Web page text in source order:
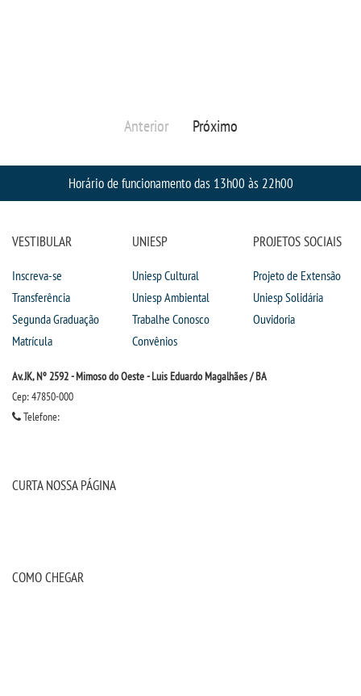
Anterior Próximo
Horário de funcionamento das 13h00 às 22h00
VESTIBULAR
Inscreva-se
Transferência
Segunda Graduação
Matrícula
UNIESP
Uniesp Cultural
Uniesp Ambiental
Trabalhe Conosco
Convênios
PROJETOS SOCIAIS
Projeto de Extensão
Uniesp Solidária
Ouvidoria
Av. JK, Nº 2592 - Mimoso do Oeste - Luis Eduardo Magalhães / BA
Cep: 47850-000
Telefone:
CURTA NOSSA PÁGINA
COMO CHEGAR